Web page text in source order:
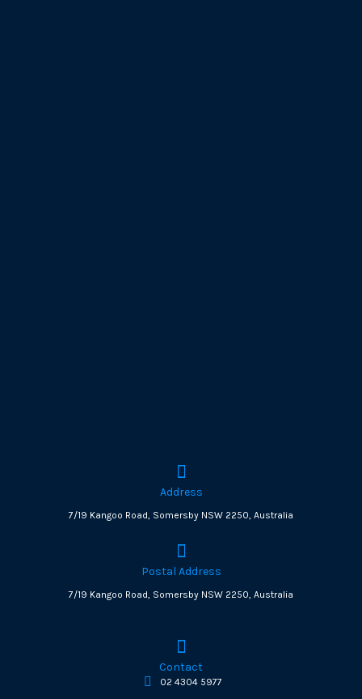
Address
7/19 Kangoo Road, Somersby NSW 2250, Australia
Postal Address
7/19 Kangoo Road, Somersby NSW 2250, Australia
Contact
02 4304 5977